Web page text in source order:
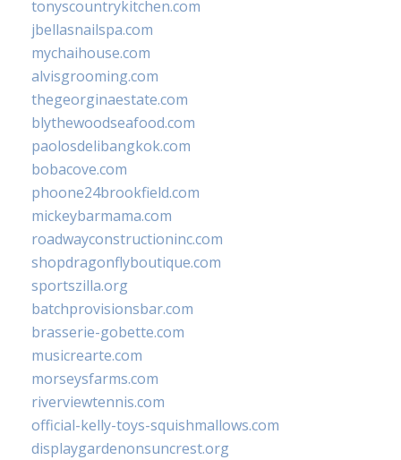
tonyscountrykitchen.com
jbellasnailspa.com
mychaihouse.com
alvisgrooming.com
thegeorginaestate.com
blythewoodseafood.com
paolosdelibangkok.com
bobacove.com
phoone24brookfield.com
mickeybarmama.com
roadwayconstructioninc.com
shopdragonflyboutique.com
sportszilla.org
batchprovisionsbar.com
brasserie-gobette.com
musicrearte.com
morseysfarms.com
riverviewtennis.com
official-kelly-toys-squishmallows.com
displaygardenonsuncrest.org